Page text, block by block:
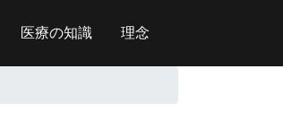
医療の知識 理念